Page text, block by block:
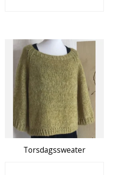
Torsdagssweater